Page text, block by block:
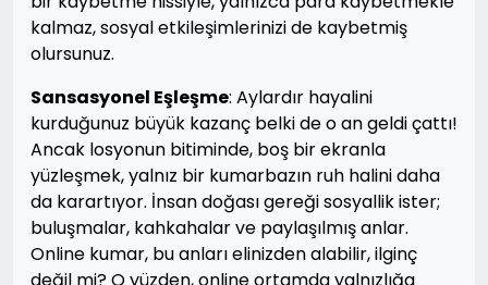
kalmaz, sosyal etkileşimlerinizi de kaybetmiş
olursunuz.
Sansasyonel Eşleşme: Aylardır hayalini
kurduğunuz büyük kazanç belki de o an geldi çattı!
Ancak losyonun bitiminde, boş bir ekranla
yüzleşmek, yalnız bir kumarbazın ruh halini daha
da karartıyor. İnsan doğası gereği sosyallik ister;
buluşmalar, kahkahalar ve paylaşılmış anlar.
Online kumar, bu anları elinizden alabilir, ilginç